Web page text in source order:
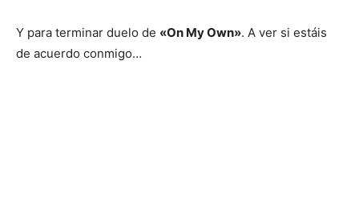
Y para terminar duelo de «On My Own». A ver si estáis
de acuerdo conmigo…